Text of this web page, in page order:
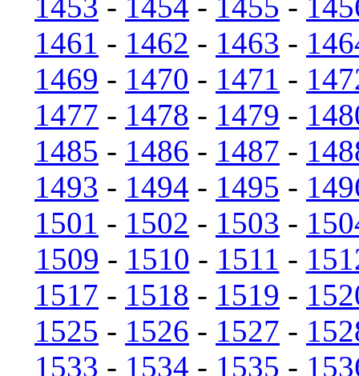
1461 - 1462 - 1463 -
1469 - 1470 - 1471 -
1477 - 1478 - 1479 -
1485 - 1486 - 1487 -
1493 - 1494 - 1495 -
1501 - 1502 - 1503 -
1509 - 1510 - 1511 -
1517 - 1518 - 1519 -
1525 - 1526 - 1527 -
1533 - 1534 - 1535 -